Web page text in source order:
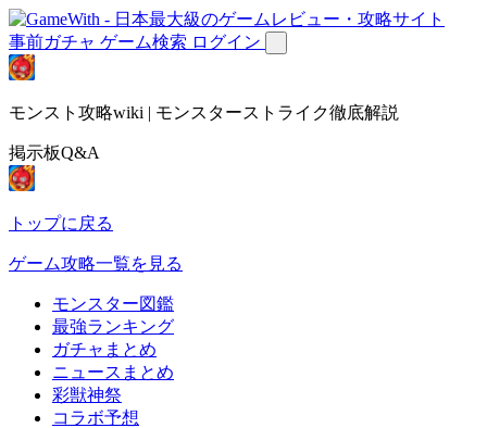
事前ガチャ ゲーム検索 ログイン
モンスト攻略wiki | モンスターストライク徹底解説
掲示板Q&A
トップに戻る
ゲーム攻略一覧を見る
モンスター図鑑
最強ランキング
ガチャまとめ
ニュースまとめ
彩獣神祭
コラボ予想